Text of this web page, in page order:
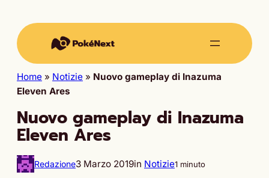
Home » Notizie » Nuovo gameplay di Inazuma
Eleven Ares
Nuovo gameplay di Inazuma
Eleven Ares
Redazione3 Marzo 2019in Notizie1 minuto